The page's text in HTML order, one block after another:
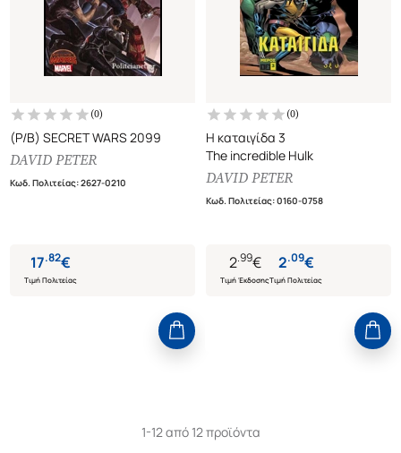
(0)
(P/B) SECRET WARS 2099
DAVID PETER
Κωδ. Πολιτείας:2627-0210
17.82€
Τιμή Πολιτείας
(0)
Η καταιγίδα 3
The incredible Hulk
DAVID PETER
Κωδ. Πολιτείας:0160-0758
2.99€
Τιμή Έκδοσης
2.09€
Τιμή Πολιτείας
1-12 από 12 προϊόντα